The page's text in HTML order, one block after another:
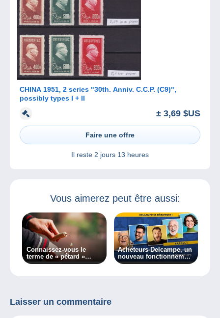
CHINA 1951, 2 series "30th. Anniv. C.C.P. (C9)",
possibly types I + II
± 3,69 $US
Faire une offre
Il reste 2 jours 13 heures
Vous aimerez peut être aussi:
Connaissez-vous le
terme de « pétard »
philatélique ?
Acheteurs Delcampe, un
nouveau fonctionnement
dès aujourd’hui !
Laisser un commentaire